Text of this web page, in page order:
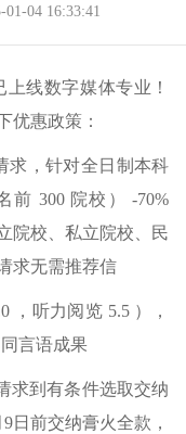
04 16:33:41
线数字媒体专业！
优惠政策：
，针对全日制本科
前 300 院校） -70%
院校、私立院校、民
求无需推荐信
听力阅览 5.5 ），
言语成果
到有条件选取交纳
日前交纳膏火全款，